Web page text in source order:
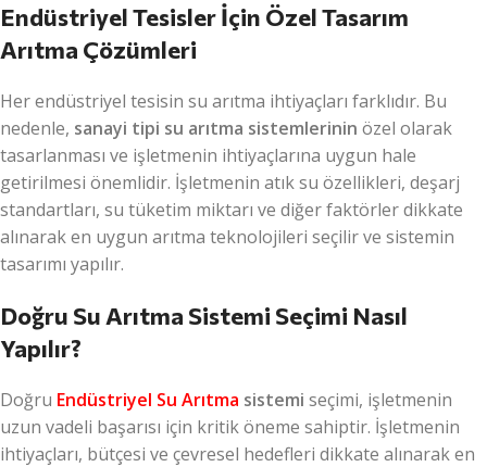
Endüstriyel Tesisler İçin Özel Tasarım
Arıtma Çözümleri
Her endüstriyel tesisin su arıtma ihtiyaçları farklıdır. Bu
nedenle, sanayi tipi su arıtma sistemlerinin özel olarak
tasarlanması ve işletmenin ihtiyaçlarına uygun hale
getirilmesi önemlidir. İşletmenin atık su özellikleri, deşarj
standartları, su tüketim miktarı ve diğer faktörler dikkate
alınarak en uygun arıtma teknolojileri seçilir ve sistemin
tasarımı yapılır.
Doğru Su Arıtma Sistemi Seçimi Nasıl
Yapılır?
Doğru Endüstriyel Su Arıtma sistemi seçimi, işletmenin
uzun vadeli başarısı için kritik öneme sahiptir. İşletmenin
ihtiyaçları, bütçesi ve çevresel hedefleri dikkate alınarak en